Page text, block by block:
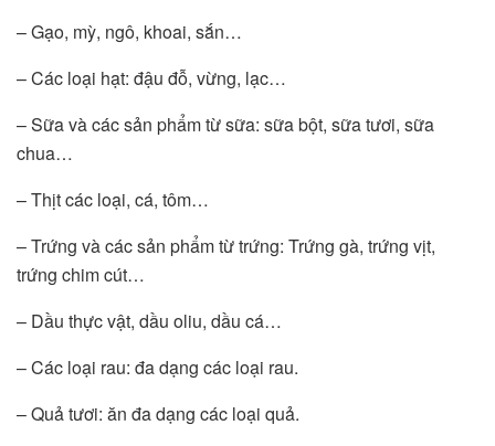
– Gạo, mỳ, ngô, khoai, sắn…
– Các loại hạt: đậu đỗ, vừng, lạc…
– Sữa và các sản phẩm từ sữa: sữa bột, sữa tươi, sữa
chua…
– Thịt các loại, cá, tôm…
– Trứng và các sản phẩm từ trứng: Trứng gà, trứng vịt,
trứng chim cút…
– Dầu thực vật, dầu oliu, dầu cá…
– Các loại rau: đa dạng các loại rau.
– Quả tươi: ăn đa dạng các loại quả.